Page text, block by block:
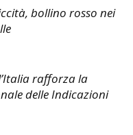
bollino rosso nei
rafforza la
delle Indicazioni